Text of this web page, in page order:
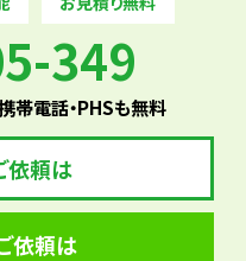
349
電話・PHSも無料
依頼は
依頼は